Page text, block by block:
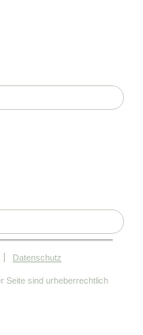
Datenschutz
Seite sind urheberrechtlich